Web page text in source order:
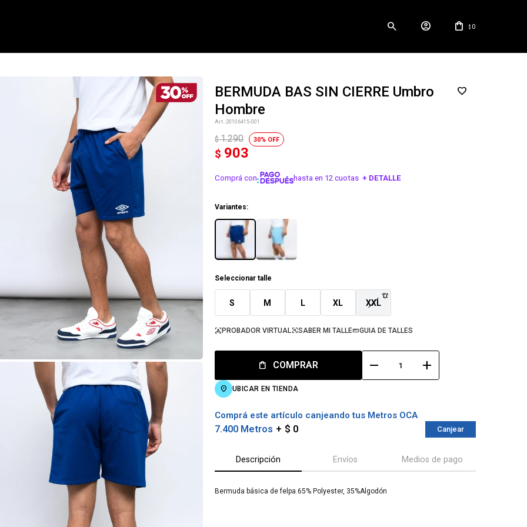
$ 0
BERMUDA BAS SIN CIERRE Umbro
Hombre
20106415-001
$ 903
$ 1.290 30
Comprá con hasta en 12 cuotas + DETALLE
Variantes:
Seleccionar talle
S M L XL XXL
PROBADOR VIRTUAL SABER MI TALLE GUIA DE TALLES
COMPRAR remove add
UBICAR EN TIENDA
Comprá este artículo canjeando tus Metros OCA
7.400 Metros $ 0 Canjear
Descripción Envíos Medios de pago
Bermuda básica de felpa.65% Polyester, 35%Algodón
NOTIFICARME